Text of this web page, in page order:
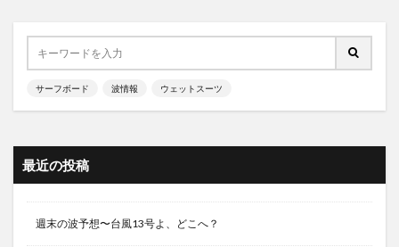
サーフボード 波情報 ウェットスーツ
最近の投稿
週末の波予想〜台風13号よ、どこへ？